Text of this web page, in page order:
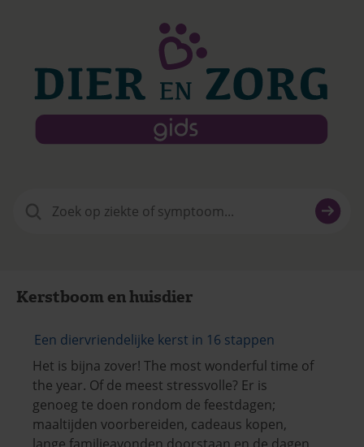
naar:
Kerstboom en huisdier
Een diervriendelijke kerst in 16 stappen
Het is bijna zover! The most wonderful time of
the year. Of de meest stressvolle? Er is
genoeg te doen rondom de feestdagen;
maaltijden voorbereiden, cadeaus kopen,